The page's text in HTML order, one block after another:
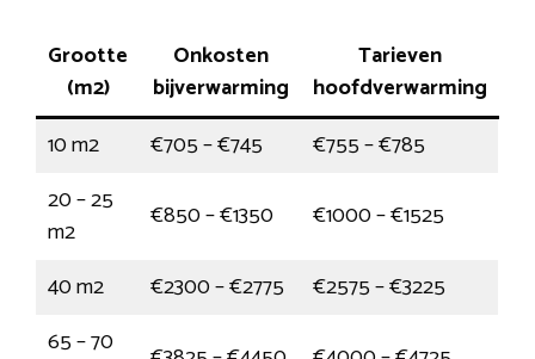
Grootte
(m2)
Onkosten
bijverwarming
Tarieven
hoofdverwarming
10 m2
€705 – €745
€755 – €785
20 – 25
m2
€850 – €1350
€1000 – €1525
40 m2
€2300 – €2775
€2575 – €3225
65 – 70